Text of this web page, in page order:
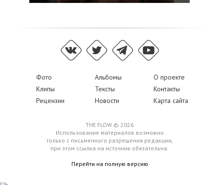
Фото Альбомы
О проекте
Клипы
Тексты
Контакты
Рецензии
Новости Карта сайта
THE FLOW © 2026
Использование материалов возможно
только с письменного разрешения редакции,
при этом ссылка на источник обязательна.
Перейти на полную версию